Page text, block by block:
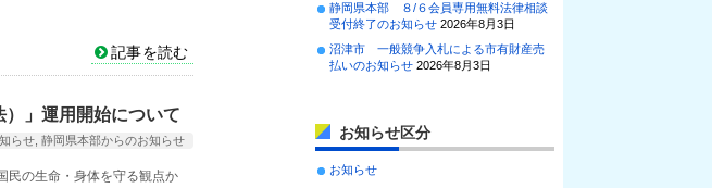
記事を読む
」運用開始について
らせ ,静岡県本部からのお知らせ
民の生命・身体を守る観点か
静岡県本部 ８/６会員専用無料法律相談
受付終了のお知らせ 2026年8月3日
沼津市 一般競争入札による市有財産売
払いのお知らせ 2026年8月3日
お知らせ区分
お知らせ